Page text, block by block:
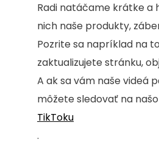
Radi natáčame krátke a
nich naše produkty,
Pozrite sa napríklad na
zaktualizujete stránku,
A ak sa vám naše videá
môžete sledovať na
TikToku
.